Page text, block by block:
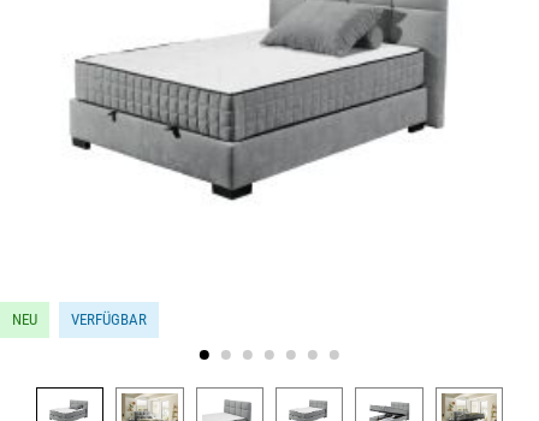
NEU VERFÜGBAR